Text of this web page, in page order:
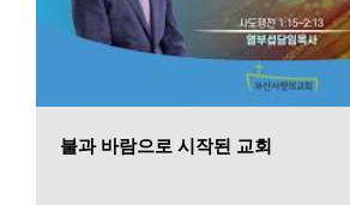
불과 바람으로 시작된 교회